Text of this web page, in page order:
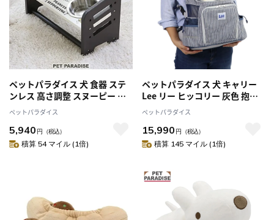
ペットパラダイス 犬 食器 ステ
ンレス 高さ調整 スヌーピー ス
タンド えさ皿 ボウル
ペットパラダイス
5,940 円 （税込）
積算 54 マイル (1倍)
ペットパラダイス 犬 キャリー
Lee リー ヒッコリー 灰色 抱っ
こ バッグ 超小型犬
ペットパラダイス
15,990 円 （税込）
積算 145 マイル (1倍)